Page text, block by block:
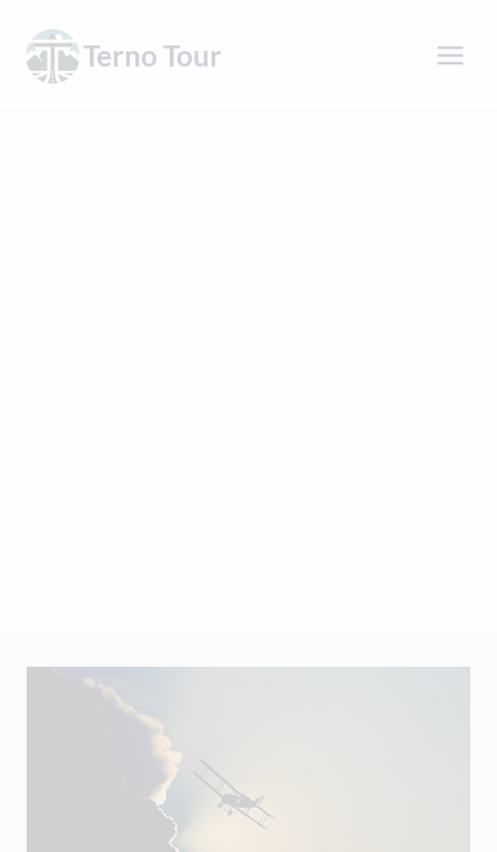
obsah
Terno Tour